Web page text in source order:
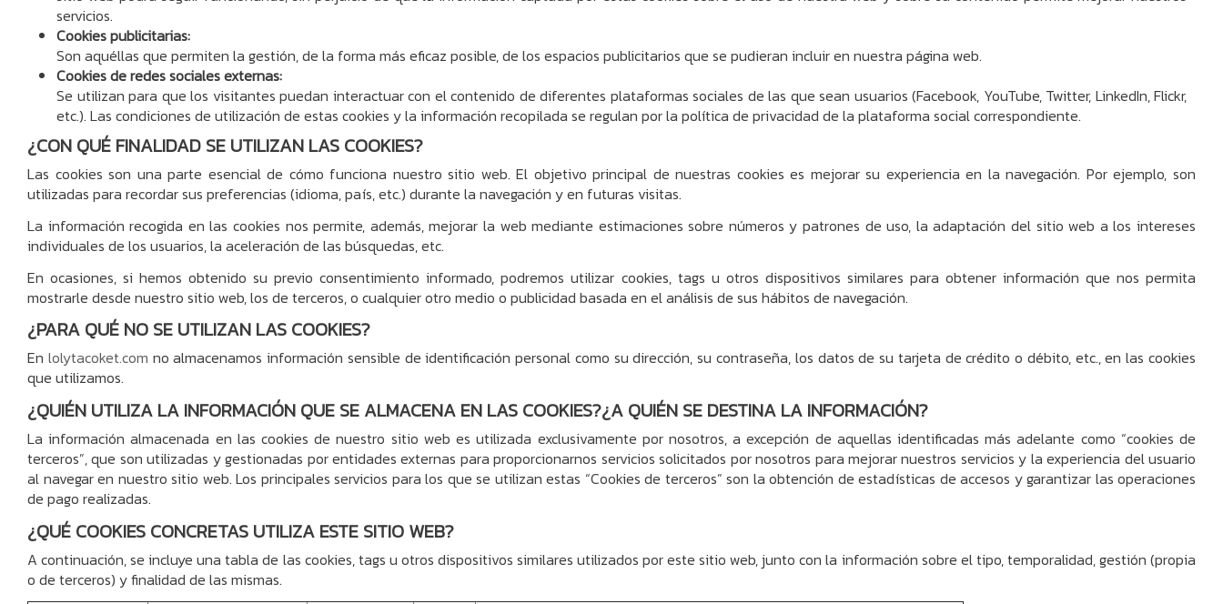
servicios.
Cookies publicitarias:
Son aquéllas que permiten la gestión, de la forma más eficaz posible, de los espacios publicitarios que se pudieran incluir en nuestra página web.
Cookies de redes sociales externas:
Se utilizan para que los visitantes puedan interactuar con el contenido de diferentes plataformas sociales de las que sean usuarios (Facebook, YouTube, Twitter, LinkedIn, Flickr,
etc.). Las condiciones de utilización de estas cookies y la información recopilada se regulan por la política de privacidad de la plataforma social correspondiente.
¿CON QUÉ FINALIDAD SE UTILIZAN LAS COOKIES?
Las cookies son una parte esencial de cómo funciona nuestro sitio web. El objetivo principal de nuestras cookies es mejorar su experiencia en la navegación. Por ejemplo, son
utilizadas para recordar sus preferencias (idioma, país, etc.) durante la navegación y en futuras visitas.
La información recogida en las cookies nos permite, además, mejorar la web mediante estimaciones sobre números y patrones de uso, la adaptación del sitio web a los intereses
individuales de los usuarios, la aceleración de las búsquedas, etc.
En ocasiones, si hemos obtenido su previo consentimiento informado, podremos utilizar cookies, tags u otros dispositivos similares para obtener información que nos permita
mostrarle desde nuestro sitio web, los de terceros, o cualquier otro medio o publicidad basada en el análisis de sus hábitos de navegación.
¿PARA QUÉ NO SE UTILIZAN LAS COOKIES?
En lolytacoket.com no almacenamos información sensible de identificación personal como su dirección, su contraseña, los datos de su tarjeta de crédito o débito, etc., en las cookies
que utilizamos.
¿QUIÉN UTILIZA LA INFORMACIÓN QUE SE ALMACENA EN LAS COOKIES?¿A QUIÉN SE DESTINA LA INFORMACIÓN?
La información almacenada en las cookies de nuestro sitio web es utilizada exclusivamente por nosotros, a excepción de aquellas identificadas más adelante como “cookies de
terceros”, que son utilizadas y gestionadas por entidades externas para proporcionarnos servicios solicitados por nosotros para mejorar nuestros servicios y la experiencia del usuario
al navegar en nuestro sitio web. Los principales servicios para los que se utilizan estas “Cookies de terceros” son la obtención de estadísticas de accesos y garantizar las operaciones
de pago realizadas.
¿QUÉ COOKIES CONCRETAS UTILIZA ESTE SITIO WEB?
A continuación, se incluye una tabla de las cookies, tags u otros dispositivos similares utilizados por este sitio web, junto con la información sobre el tipo, temporalidad, gestión (propia
o de terceros) y finalidad de las mismas.